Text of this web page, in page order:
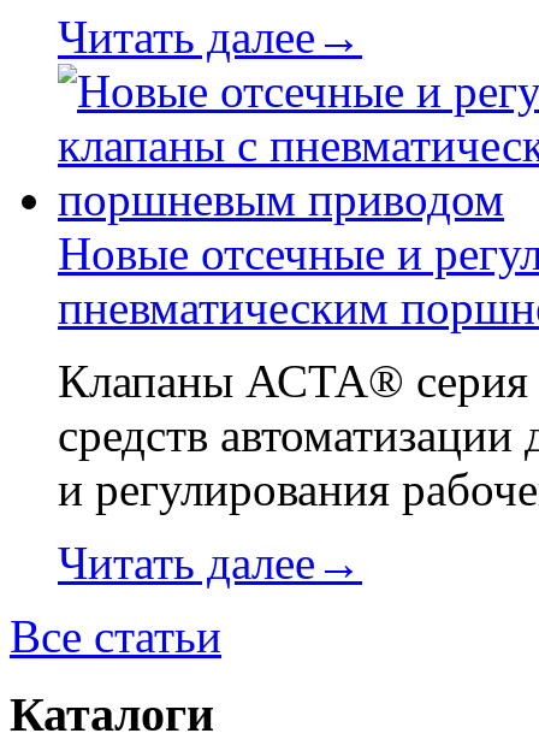
Читать далее→
Новые отсечные и
пневматическим
Клапаны АСТА® серия
средств
и регулирования
Читать далее→
Все статьи
Каталоги